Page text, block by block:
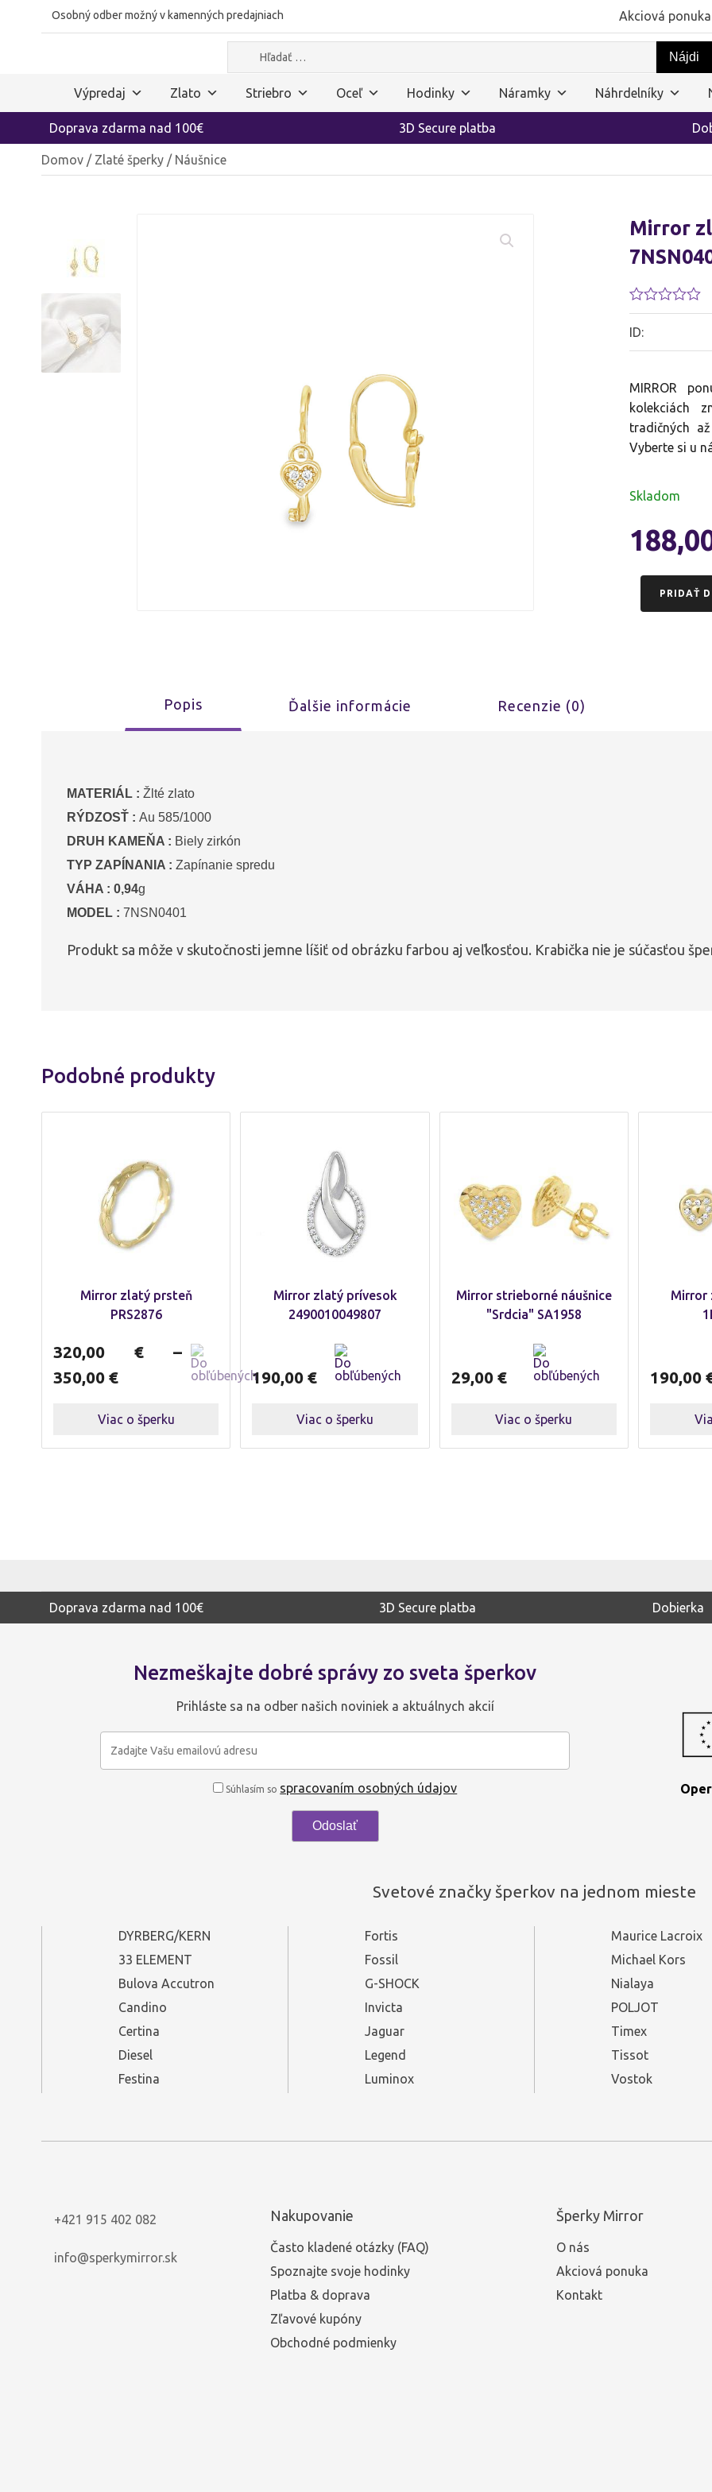
Osobný odber možný v kamenných predajniach Akciová ponuka
Výpredaj Zlato Striebro Oceľ Hodinky Náramky Náhrdelníky
Doprava zdarma nad 100€ 3D Secure platba
Domov / Zlaté šperky / Náušnice
Mirror
Hodnotenie
0.01
z
5
ID:
MIRROR
kolekciách
tradičných
Vyberte si u
Skladom
PRIDAŤ
Popis Ďalšie informácie Recenzie (0)
MATERIÁL : Žlté zlato
RÝDZOSŤ : Au 585/1000
DRUH KAMEŇA : Biely zirkón
TYP ZAPÍNANIA : Zapínanie spredu
VÁHA : 0,94g
MODEL : 7NSN0401
Produkt sa môže v skutočnosti jemne líšiť od obrázku farbou aj veľkosťou. Krabička nie je súčasťou
Podobné produkty
Mirror zlatý prsteň
PRS2876
320,00€ –
350,00 €
Viac o šperku
Mirror zlatý prívesok
2490010049807
190,00€
Viac o šperku
Mirror strieborné náušnice
"Srdcia" SA1958
29,00 €
Viac o šperku
Mirror
190,00
Doprava zdarma nad 100€ 3D Secure platba Dobierka
Nezmeškajte dobré správy zo sveta šperkov
Prihláste sa na odber našich noviniek a aktuálnych akcií
Súhlasím so spracovaním osobných údajov
Svetové značky šperkov na jednom mieste
DYRBERG/KERN
33 ELEMENT
Bulova Accutron
Candino
Certina
Diesel
Festina
Fortis
Fossil
G-SHOCK
Invicta
Jaguar
Legend
Luminox
Maurice Lacroix
Michael Kors
Nialaya
POLJOT
Timex
Tissot
Vostok
+421 915 402 082
info@sperkymirror.sk
Nakupovanie
Často kladené otázky (FAQ)
Spoznajte svoje hodinky
Platba & doprava
Zľavové kupóny
Obchodné podmienky
Šperky Mirror
O nás
Akciová ponuka
Kontakt